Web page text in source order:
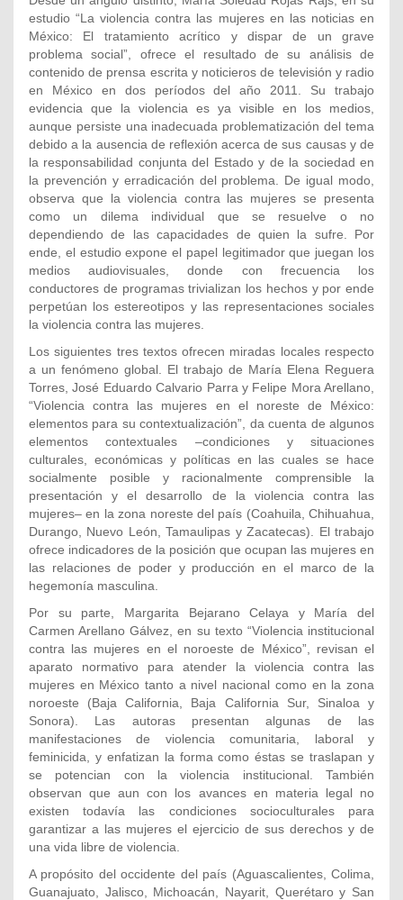
estudio “La violencia contra las mujeres en las noticias en
México: El tratamiento acrítico y dispar de un grave
problema social”, ofrece el resultado de su análisis de
contenido de prensa escrita y noticieros de televisión y radio
en México en dos períodos del año 2011. Su trabajo
evidencia que la violencia es ya visible en los medios,
aunque persiste una inadecuada problematización del tema
debido a la ausencia de reflexión acerca de sus causas y de
la responsabilidad conjunta del Estado y de la sociedad en
la prevención y erradicación del problema. De igual modo,
observa que la violencia contra las mujeres se presenta
como un dilema individual que se resuelve o no
dependiendo de las capacidades de quien la sufre. Por
ende, el estudio expone el papel legitimador que juegan los
medios audiovisuales, donde con frecuencia los
conductores de programas trivializan los hechos y por ende
perpetúan los estereotipos y las representaciones sociales
la violencia contra las mujeres.
Los siguientes tres textos ofrecen miradas locales respecto
a un fenómeno global. El trabajo de María Elena Reguera
Torres, José Eduardo Calvario Parra y Felipe Mora Arellano,
“Violencia contra las mujeres en el noreste de México:
elementos para su contextualización”, da cuenta de algunos
elementos contextuales –condiciones y situaciones
culturales, económicas y políticas en las cuales se hace
socialmente posible y racionalmente comprensible la
presentación y el desarrollo de la violencia contra las
mujeres– en la zona noreste del país (Coahuila, Chihuahua,
Durango, Nuevo León, Tamaulipas y Zacatecas). El trabajo
ofrece indicadores de la posición que ocupan las mujeres en
las relaciones de poder y producción en el marco de la
hegemonía masculina.
Por su parte, Margarita Bejarano Celaya y María del
Carmen Arellano Gálvez, en su texto “Violencia institucional
contra las mujeres en el noroeste de México”, revisan el
aparato normativo para atender la violencia contra las
mujeres en México tanto a nivel nacional como en la zona
noroeste (Baja California, Baja California Sur, Sinaloa y
Sonora). Las autoras presentan algunas de las
manifestaciones de violencia comunitaria, laboral y
feminicida, y enfatizan la forma como éstas se traslapan y
se potencian con la violencia institucional. También
observan que aun con los avances en materia legal no
existen todavía las condiciones socioculturales para
garantizar a las mujeres el ejercicio de sus derechos y de
una vida libre de violencia.
A propósito del occidente del país (Aguascalientes, Colima,
Guanajuato, Jalisco, Michoacán, Nayarit, Querétaro y San